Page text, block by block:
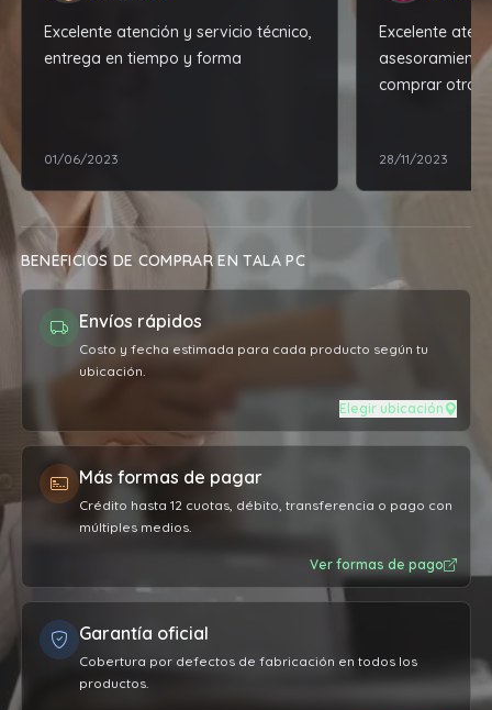
Excelente atención y servicio técnico,
entrega en tiempo y forma
01/06/2023
Excelente
comprar otro
cuanto al
expectativas.
28/11/2023
BENEFICIOS DE COMPRAR EN TALA PC
Envíos rápidos
Costo y fecha estimada para cada producto según tu
ubicación.
Elegir ubicación
Más formas de pagar
Crédito hasta 12 cuotas, débito, transferencia o pago con
múltiples medios.
Ver formas de pago
Garantía oficial
Cobertura por defectos de fabricación en todos los
productos.